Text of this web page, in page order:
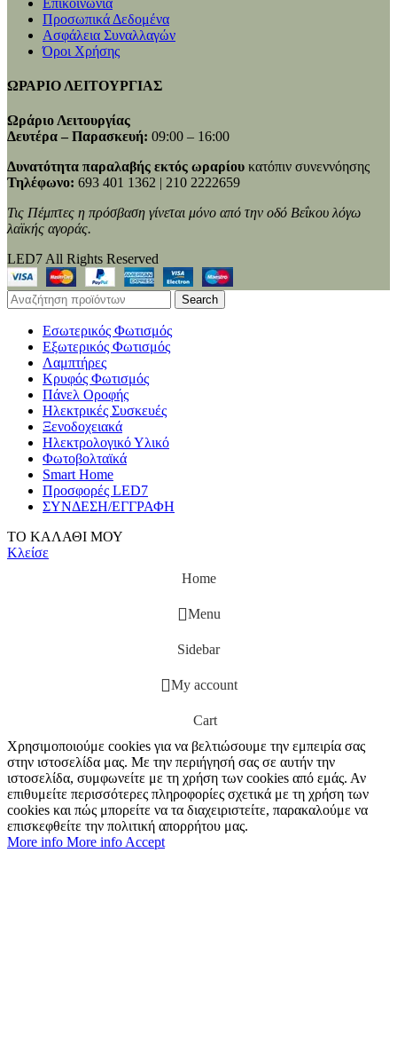
Προσωπικά Δεδομένα
Ασφάλεια Συναλλαγών
Όροι Χρήσης
ΩΡΑΡΙΟ ΛΕΙΤΟΥΡΓΙΑΣ
Ωράριο Λειτουργίας
Δευτέρα – Παρασκευή: 09:00 – 16:00
Δυνατότητα παραλαβής εκτός ωραρίου κατόπιν συνεννόησης
Τηλέφωνο: 693 401 1362 | 210 2222659
Τις Πέμπτες η πρόσβαση γίνεται μόνο από την οδό Βεΐκου λόγω
λαϊκής αγοράς.
LED7 All Rights Reserved
Search
Εσωτερικός Φωτισμός
Εξωτερικός Φωτισμός
Λαμπτήρες
Κρυφός Φωτισμός
Πάνελ Οροφής
Ηλεκτρικές Συσκευές
Ξενοδοχειακά
Ηλεκτρολογικό Υλικό
Φωτοβολταϊκά
Smart Home
Προσφορές LED7
ΣΥΝΔΕΣΗ/ΕΓΓΡΑΦΗ
ΤΟ ΚΑΛΑΘΙ ΜΟΥ
Κλείσε
Home
Menu
Sidebar
My account
Cart
Χρησιμοποιούμε cookies για να βελτιώσουμε την εμπειρία σας
στην ιστοσελίδα μας. Με την περιήγησή σας σε αυτήν την
ιστοσελίδα, συμφωνείτε με τη χρήση των cookies από εμάς. Αν
επιθυμείτε περισσότερες πληροφορίες σχετικά με τη χρήση των
cookies και πώς μπορείτε να τα διαχειριστείτε, παρακαλούμε να
επισκεφθείτε την πολιτική απορρήτου μας.
More info More info Accept